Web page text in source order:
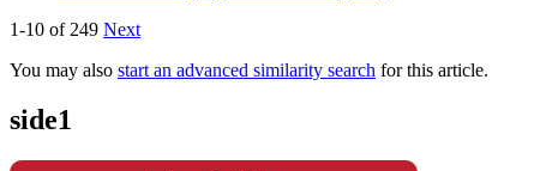
1-10 of 249 Next
You may also start an advanced similarity search for this article.
side1